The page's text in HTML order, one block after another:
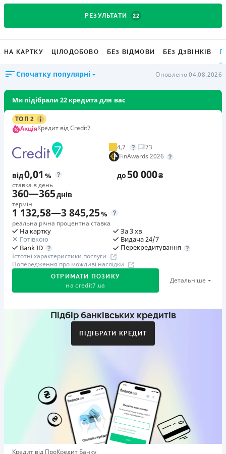
РЕЗУЛЬТАТИ 22
НА КАРТКУ ЦІЛОДОБОВО БЕЗ ВІДМОВИ БЕЗ ДЗВІНКІВ
Спочатку популярні Оновлено 04.08.2026
Ми підібрали 22 кредита для вас
ТОП 2
АкціяКредит від Credit7
4,7
73
FinAwards 2026
від0,01 %
ставка в день
до50 000₴
360—365днів
термін
1 132,58—3 845,25%
реальна річна процентна ставка
На картку
Готівкою
Bank ID
За 3 хв
Видача 24/7
Перекредитування
Істотні характеристики послуги
Попередження про можливі наслідки
ОТРИМАТИ ПОЗИКУ
на credit7.ua
Детальніше
Акція: «Кешбек за друга»
Коли друг реєструється та отримує перший кредит
Бронзовий призер FinAwards 2026 «Найкраща програма
лояльності»
Перший займ
вiд 0,01%/день до 30 000 ₴
Повторний займ
Підбір банківських кредитів
ПІДІБРАТИ КРЕДИТ
Кредит від ПроКредит Банку